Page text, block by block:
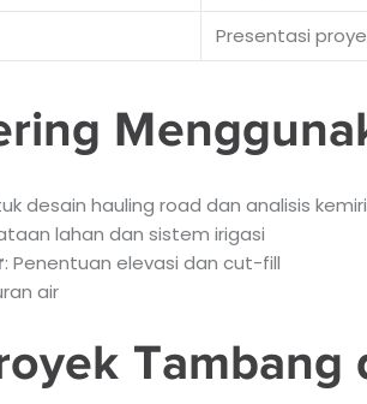
Presentasi
desain hauling road dan analisis
lahan dan sistem irigasi
: Penentuan elevasi dan cut-fill
air
Tambang